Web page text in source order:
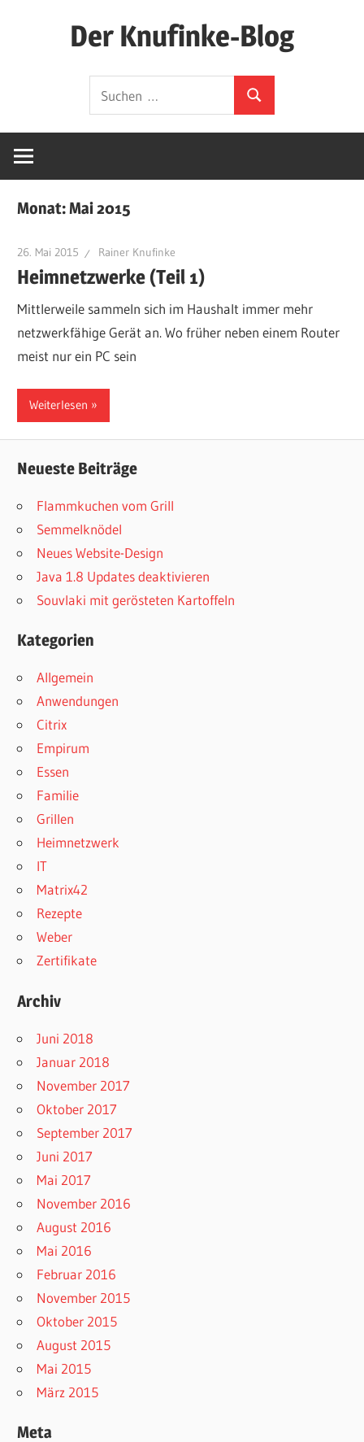
Der Knufinke-Blog
IT
nach:
Suchen
Monat:Mai 2015
26. Mai 2015 Rainer Knufinke
Heimnetzwerke (Teil 1)
Mittlerweile sammeln sich im Haushalt immer mehr
netzwerkfähige Gerät an. Wo früher neben einem Router
meist nur ein PC sein
Weiterlesen
Neueste Beiträge
Flammkuchen vom Grill
Semmelknödel
Neues Website-Design
Java 1.8 Updates deaktivieren
Souvlaki mit gerösteten Kartoffeln
Kategorien
Allgemein
Anwendungen
Citrix
Empirum
Essen
Familie
Grillen
Heimnetzwerk
IT
Matrix42
Rezepte
Weber
Zertifikate
Archiv
Juni 2018
Januar 2018
November 2017
Oktober 2017
September 2017
Juni 2017
Mai 2017
November 2016
August 2016
Mai 2016
Februar 2016
November 2015
Oktober 2015
August 2015
Mai 2015
März 2015
Meta